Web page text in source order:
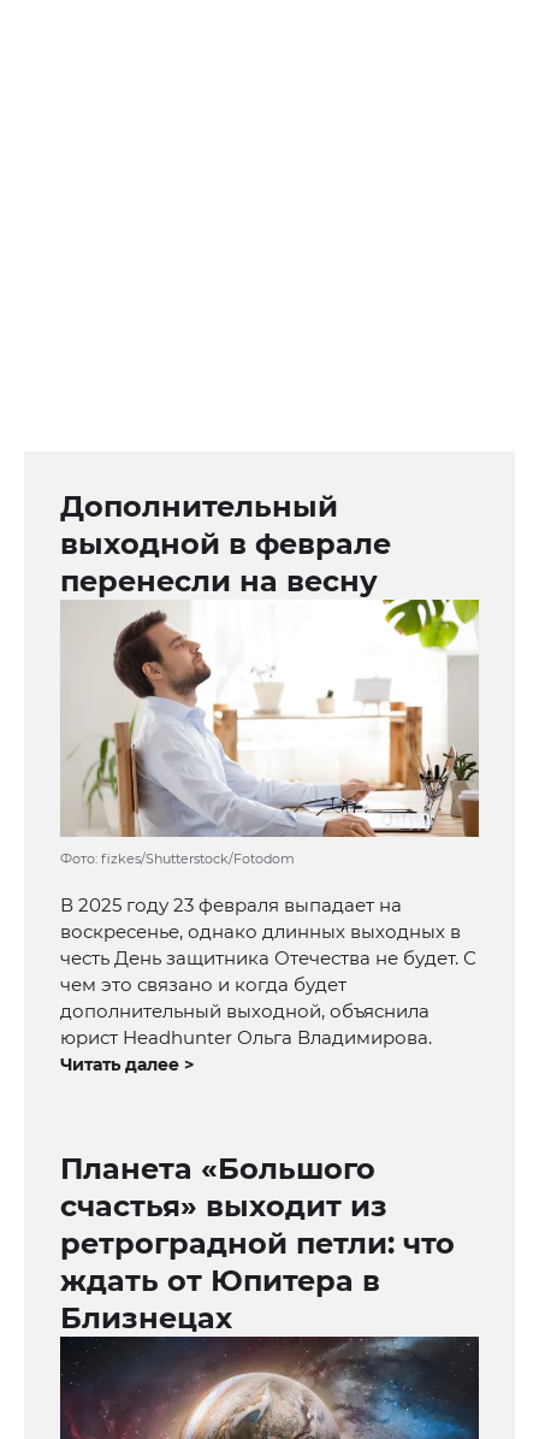
Дополнительный
выходной в феврале
перенесли на весну
Фото: fizkes/Shutterstock/Fotodom
В 2025 году 23 февраля выпадает на
воскресенье, однако длинных выходных в
честь День защитника Отечества не будет. С
чем это связано и когда будет
дополнительный выходной, объяснила
юрист Headhunter Ольга Владимирова.
Читать далее >
Планета «Большого
счастья» выходит из
ретроградной петли: что
ждать от Юпитера в
Близнецах